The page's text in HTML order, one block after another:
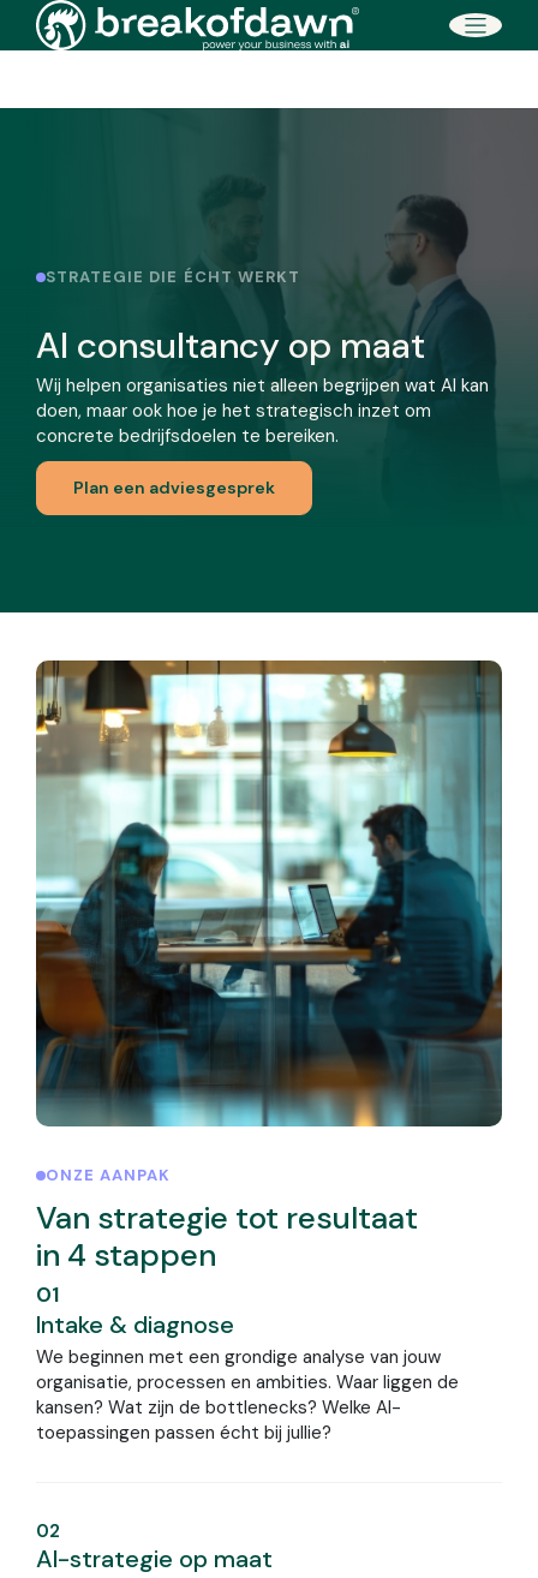
STRATEGIE DIE ÉCHT WERKT
AI consultancy op maat
Wij helpen organisaties niet alleen begrijpen wat AI kan
doen, maar ook hoe je het strategisch inzet om
concrete bedrijfsdoelen te bereiken.
Plan een adviesgesprek
ONZE AANPAK
Van strategie tot resultaat
in 4 stappen
01
Intake & diagnose
We beginnen met een grondige analyse van jouw
organisatie, processen en ambities. Waar liggen de
kansen? Wat zijn de bottlenecks? Welke AI-
toepassingen passen écht bij jullie?
02
AI-strategie op maat